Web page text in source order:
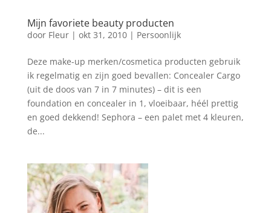
Mijn favoriete beauty producten
door Fleur| okt 31, 2010| Persoonlijk
Deze make-up merken/cosmetica producten gebruik
ik regelmatig en zijn goed bevallen: Concealer Cargo
(uit de doos van 7 in 7 minutes) – dit is een
foundation en concealer in 1, vloeibaar, héél prettig
en goed dekkend! Sephora – een palet met 4 kleuren,
de...